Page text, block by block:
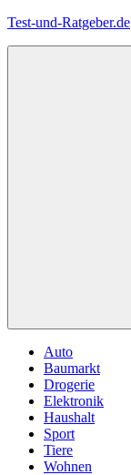
Zum
Test-und-Ratgeber.de
Auto
Baumarkt
Drogerie
Elektronik
Haushalt
Sport
Tiere
Wohnen